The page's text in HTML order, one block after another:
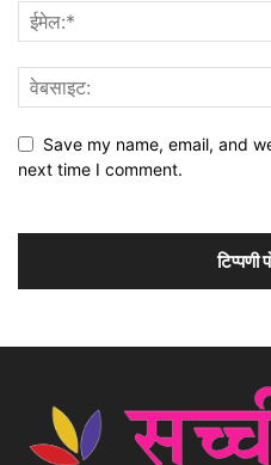
Save my name, email, and
next time I comment.